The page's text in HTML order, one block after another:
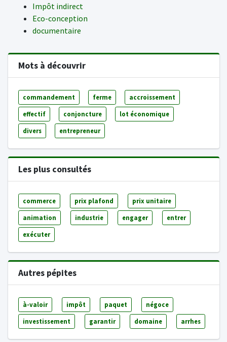
Impôt indirect
Eco-conception
documentaire
Mots à découvrir
commandement ferme accroissement
effectif conjoncture lot économique
divers entrepreneur
Les plus consultés
commerce prix plafond prix unitaire
animation industrie engager entrer
exécuter
Autres pépites
à-valoir impôt paquet négoce
investissement garantir domaine arrhes